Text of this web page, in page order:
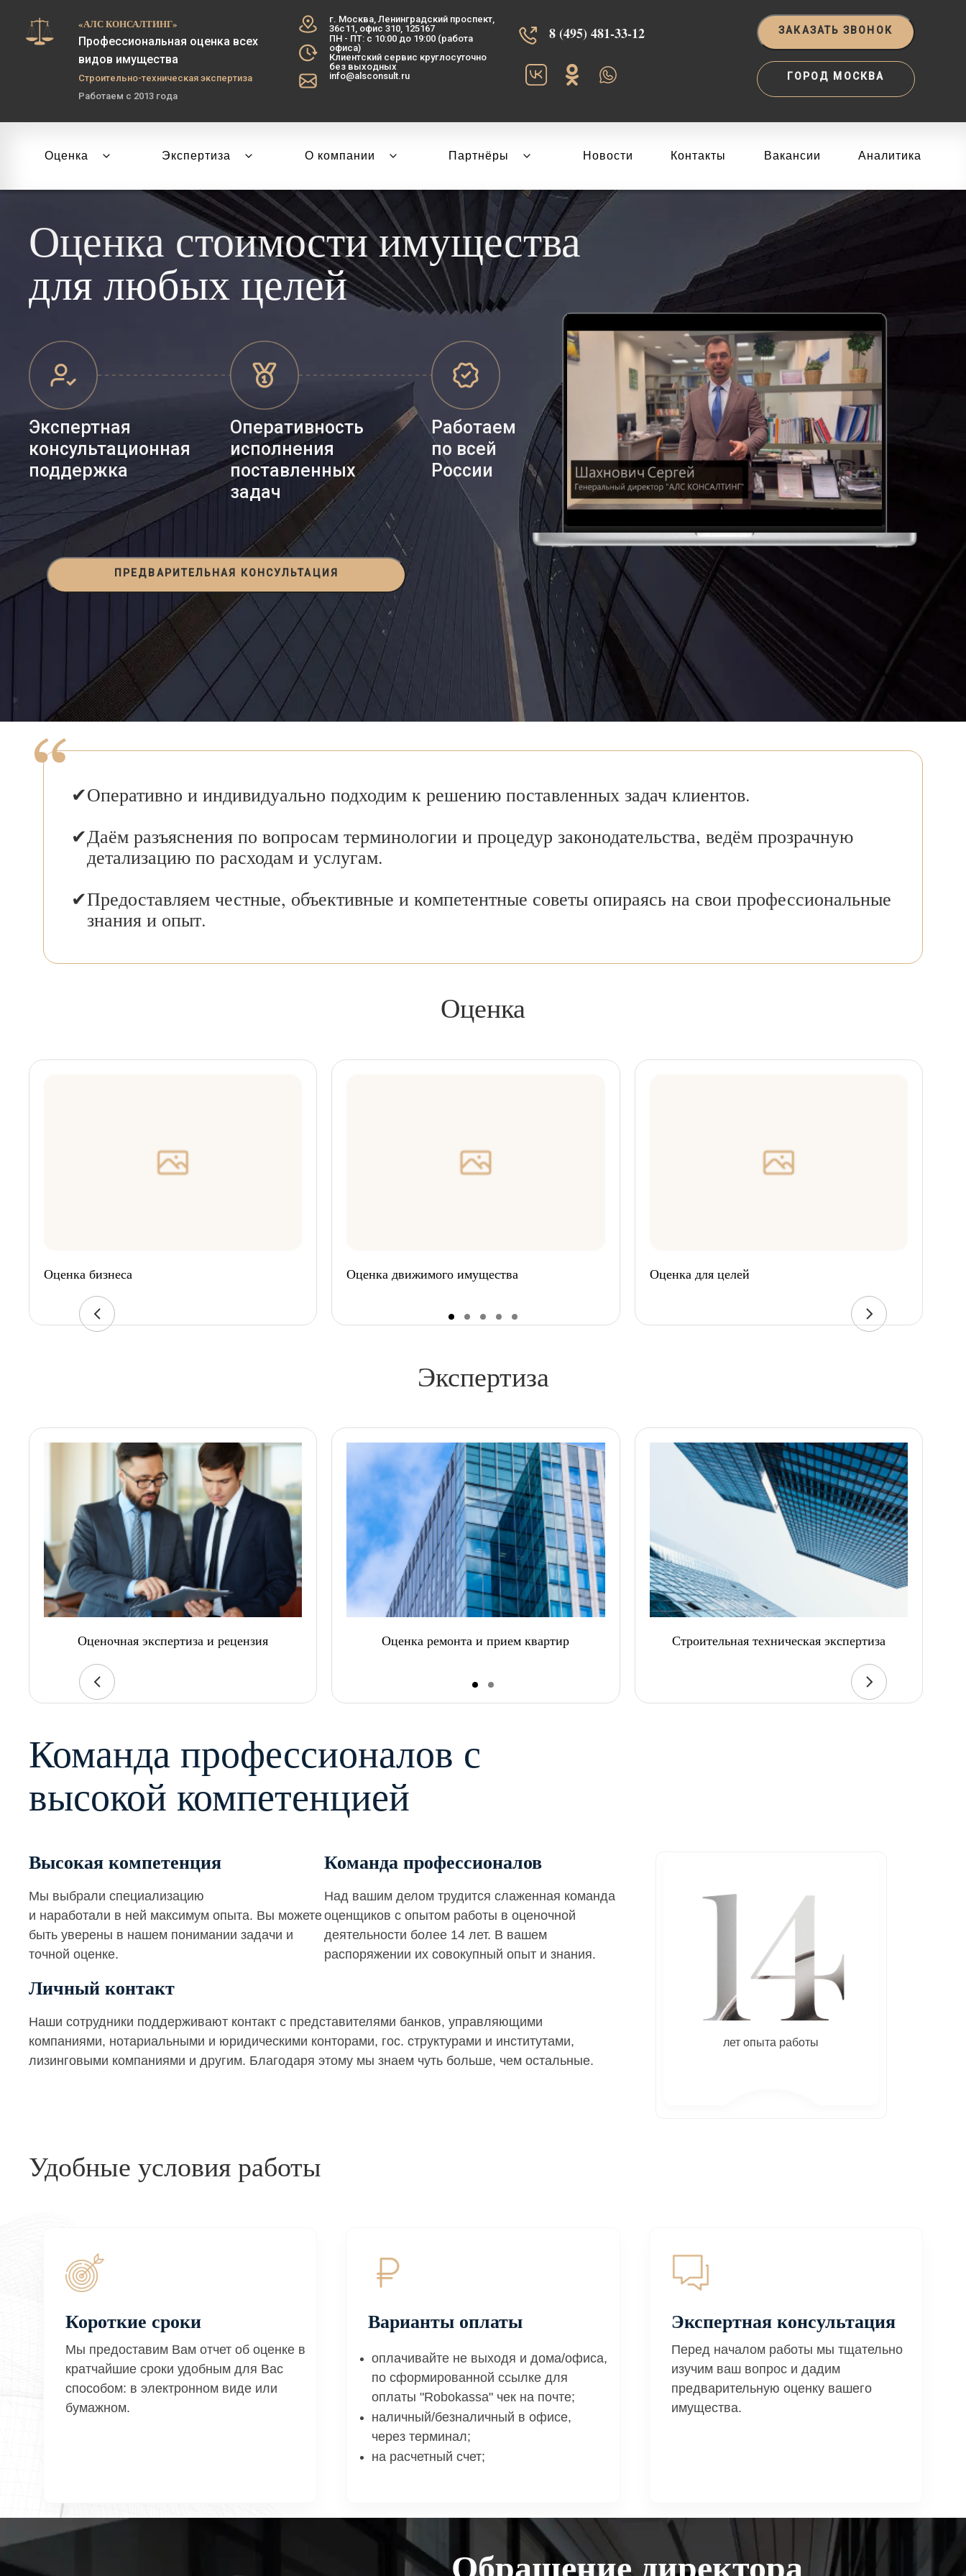
«АЛС КОНСАЛТИНГ»
Профессиональная оценка всех
видов имущества
Строительно-техническая экспертиза
Работаем с 2013 года
г. Москва, Ленинградский проспект,
36с11, офис 310, 125167
ПН - ПТ: с 10:00 до 19:00 (работа
офиса)
Клиентский сервис круглосуточно
без выходных
info@alsconsult.ru
8 (495) 481-33-12‬‬ ЗАКАЗАТЬ ЗВОНОК
ГОРОД МОСКВА
Оценка Экспертиза О компании Партнёры Новости Контакты Вакансии Аналитика
Оценка стоимости имущества
для любых целей
Экспертная
консультационная
поддержка
Оперативность
исполнения
поставленных
задач
Работаем
по всей
России
ПРЕДВАРИТЕЛЬНАЯ КОНСУЛЬТАЦИЯ
Оперативно и индивидуально подходим к решению поставленных задач клиентов.
Даём разъяснения по вопросам терминологии и процедур законодательства, ведём прозрачную
детализацию по расходам и услугам.
Предоставляем честные, объективные и компетентные советы опираясь на свои профессиональные
знания и опыт.
Оценка
Оценка бизнеса Оценка движимого имущества Оценка для целей
Экспертиза
Оценочная экспертиза и рецензия Оценка ремонта и прием квартир Строительная техническая экспертиза
Команда профессионалов с
высокой компетенцией
Высокая компетенция
Мы выбрали специализацию
и наработали в ней максимум опыта. Вы можете
быть уверены в нашем понимании задачи и
точной оценке.
Команда профессионалов
Над вашим делом трудится слаженная команда
оценщиков с опытом работы в оценочной
деятельности более 14 лет. В вашем
распоряжении их совокупный опыт и знания.
Личный контакт
Наши сотрудники поддерживают контакт с представителями банков, управляющими
компаниями, нотариальными и юридическими конторами, гос. структурами и институтами,
лизинговыми компаниями и другим. Благодаря этому мы знаем чуть больше, чем остальные.
лет опыта работы
Удобные условия работы
Короткие сроки
Мы предоставим Вам отчет об оценке в
кратчайшие сроки удобным для Вас
способом: в электронном виде или
бумажном.
Варианты оплаты
оплачивайте не выходя и дома/офиса,
по сформированной ссылке для
оплаты "Robokassa" чек на почте;
наличный/безналичный в офисе,
через терминал;
на расчетный счет;
Экспертная консультация
Перед началом работы мы тщательно
изучим ваш вопрос и дадим
предварительную оценку вашего
имущества.
Обращение директора